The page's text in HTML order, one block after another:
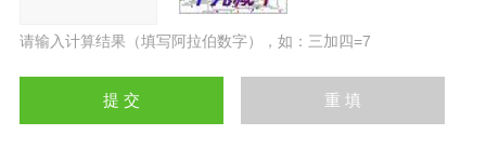
请输入计算结果（填写阿拉伯数字），如：三加四=7